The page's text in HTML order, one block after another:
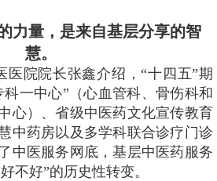
力量，是来自基层分享的智
慧。
医院院长张鑫介绍，“十四五”期
一中心”（心血管科、骨伤科和
心）、省级中医药文化宣传教育
中药房以及多学科联合诊疗门诊
中医服务网底，基层中医药服务
不好”的历史性转变。